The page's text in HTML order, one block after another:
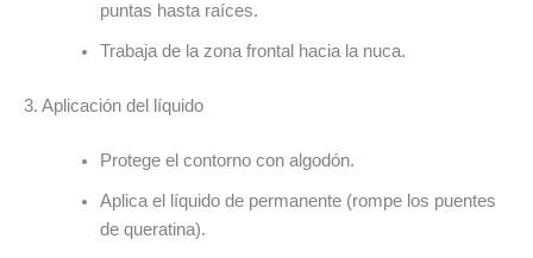
puntas hasta raíces.
Trabaja de la zona frontal hacia la nuca.
3. Aplicación del líquido
Protege el contorno con algodón.
Aplica el líquido de permanente (rompe los puentes
de queratina).